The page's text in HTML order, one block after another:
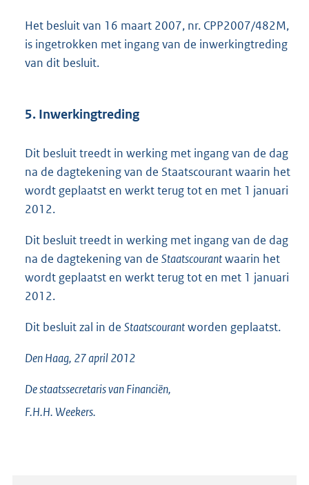
Het besluit van 16 maart 2007, nr. CPP2007/482M,
is ingetrokken met ingang van de inwerkingtreding
van dit besluit.
5. Inwerkingtreding
Dit besluit treedt in werking met ingang van de dag
na de dagtekening van de Staatscourant waarin het
wordt geplaatst en werkt terug tot en met 1 januari
2012.
Dit besluit treedt in werking met ingang van de dag
na de dagtekening van de Staatscourantwaarin het
wordt geplaatst en werkt terug tot en met 1 januari
2012.
Dit besluit zal in de Staatscourantworden geplaatst.
Den Haag, 27 april 2012
De staatssecretaris van Financiën,
F.H.H.Weekers.